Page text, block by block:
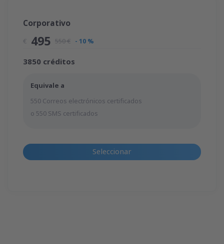
Corporativo
€ 495 550 € - 10 %
3850 créditos
Equivale a
550 Correos electrónicos certificados
o 550 SMS certificados
Seleccionar